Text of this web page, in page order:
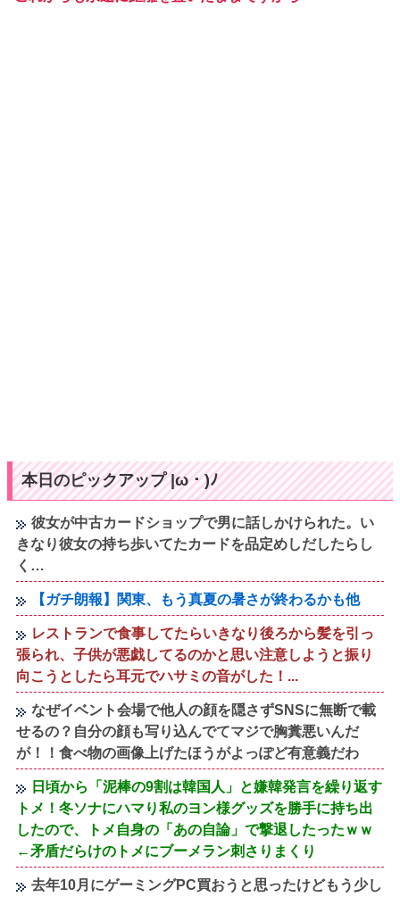
本日のピックアップ |ω・)ﾉ
彼女が中古カードショップで男に話しかけられた。い
きなり彼女の持ち歩いてたカードを品定めしだしたらし
く…
【ガチ朗報】関東、もう真夏の暑さが終わるかも他
レストランで食事してたらいきなり後ろから髪を引っ
張られ、子供が悪戯してるのかと思い注意しようと振り
向こうとしたら耳元でハサミの音がした！...
なぜイベント会場で他人の顔を隠さずSNSに無断で載
せるの？自分の顔も写り込んでてマジで胸糞悪いんだ
が！！食べ物の画像上げたほうがよっぽど有意義だわ
日頃から「泥棒の9割は韓国人」と嫌韓発言を繰り返す
トメ！冬ソナにハマり私のヨン様グッズを勝手に持ち出
したので、トメ自身の「あの自論」で撃退したったｗｗ
←矛盾だらけのトメにブーメラン刺さりまくり
去年10月にゲーミングPC買おうと思ったけどもう少し